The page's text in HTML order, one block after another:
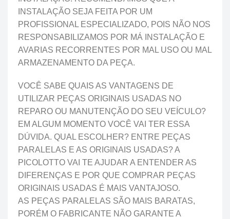
INSTALAÇÃO SEJA FEITA POR UM
PROFISSIONAL ESPECIALIZADO, POIS NÃO NOS
RESPONSABILIZAMOS POR MÁ INSTALAÇÃO E
AVARIAS RECORRENTES POR MAL USO OU MAL
ARMAZENAMENTO DA PEÇA.
VOCÊ SABE QUAIS AS VANTAGENS DE
UTILIZAR PEÇAS ORIGINAIS USADAS NO
REPARO OU MANUTENÇÃO DO SEU VEÍCULO?
EM ALGUM MOMENTO VOCÊ VAI TER ESSA
DÚVIDA. QUAL ESCOLHER? ENTRE PEÇAS
PARALELAS E AS ORIGINAIS USADAS? A
PICOLOTTO VAI TE AJUDAR A ENTENDER AS
DIFERENÇAS E POR QUE COMPRAR PEÇAS
ORIGINAIS USADAS É MAIS VANTAJOSO.
AS PEÇAS PARALELAS SÃO MAIS BARATAS,
PORÉM O FABRICANTE NÃO GARANTE A